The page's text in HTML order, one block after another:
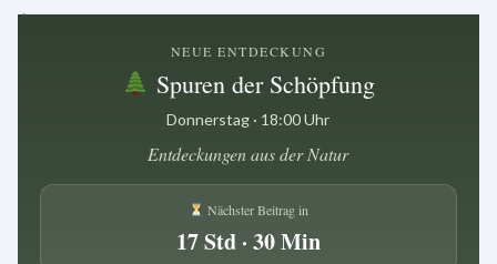
.
NEUE ENTDECKUNG
Spuren der Schöpfung
Donnerstag · 18:00 Uhr
Entdeckungen aus der Natur
Nächster Beitrag in
17 Std · 30 Min